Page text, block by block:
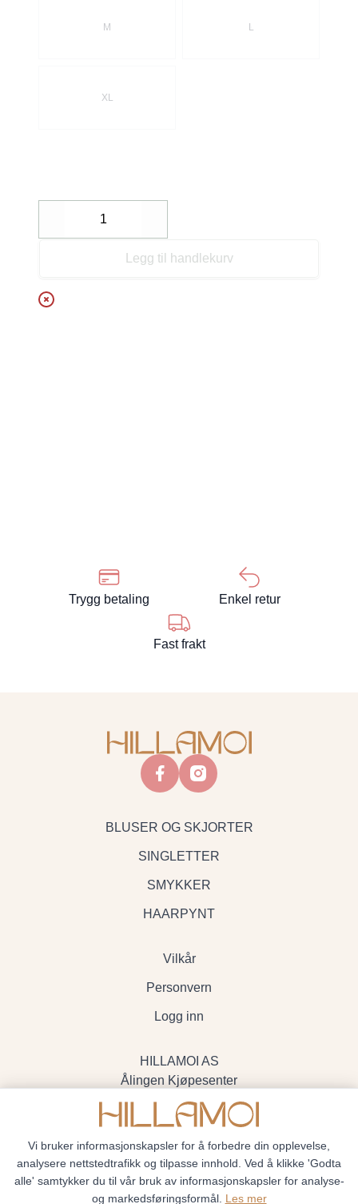
M L
XL
Decrease
Legg til handlekurv
Trygg betaling Enkel retur
Fast frakt
facebookinstagram
BLUSER OG SKJORTER
SINGLETTER
SMYKKER
HAARPYNT
Vilkår
Personvern
Logg inn
HILLAMOI AS
Ålingen Kjøpesenter
Myrenvegen 19, 3570 Ål
- Org.nr. 928705234
Vi bruker informasjonskapsler for å forbedre din opplevelse,
analysere nettstedtrafikk og tilpasse innhold. Ved å klikke 'Godta
alle' samtykker du til vår bruk av informasjonskapsler for analyse-
og markedsføringsformål. Les mer